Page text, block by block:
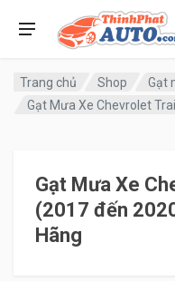
Trang chủ Shop
Gạt
Gạt Mưa Xe
(2017 đến
Hãng